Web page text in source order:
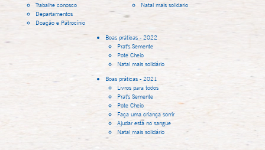
Trabalhe conosco
Departamentos
Doação e Patrocínio
Natal mais solidario
Boas práticas - 2022
Prat's Semente
Pote Cheio
Natal mais solidário
Boas práticas - 2021
Livros para todos
Prat's Semente
Pote Cheio
Faça uma criança sorrir
Ajudar está no sangue
Natal mais solidário